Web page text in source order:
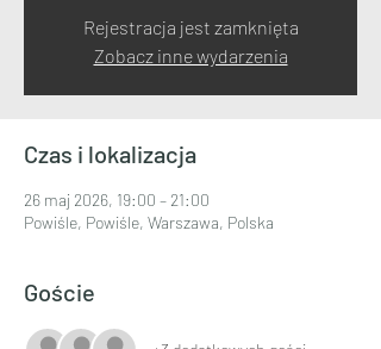
Rejestracja jest zamknięta
Zobacz inne wydarzenia
Czas i lokalizacja
26 maj 2026, 19:00 – 21:00
Powiśle, Powiśle, Warszawa, Polska
Goście